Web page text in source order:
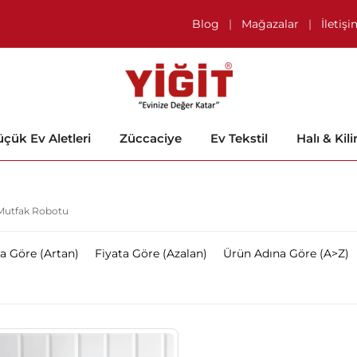
Blog | Mağazalar |
Ev Aletleri Züccaciye Ev Tekstil Halı &
Robotu
Göre (Artan) Fiyata Göre (Azalan) Ürün Adına Göre (A>Z)